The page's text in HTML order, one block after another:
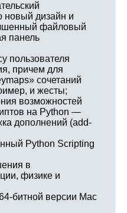
новый дизайн и
файловый
панель
пользователя
причем для
сочетаний
и жесты;
возможностей
на Python —
дополнений (add-
Python Scripting
в
физике и
битной версии Mac